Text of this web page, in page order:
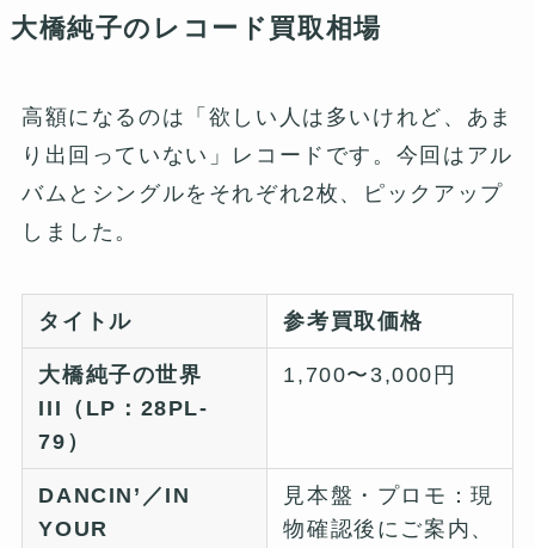
大橋純子のレコード買取相場
高額になるのは「欲しい人は多いけれど、あま
り出回っていない」レコードです。今回はアル
バムとシングルをそれぞれ2枚、ピックアップ
しました。
タイトル 参考買取価格
大橋純子の世界
III（LP：28PL-
79）
1,700〜3,000円
DANCIN’／IN
YOUR
見本盤・プロモ：現
物確認後にご案内、